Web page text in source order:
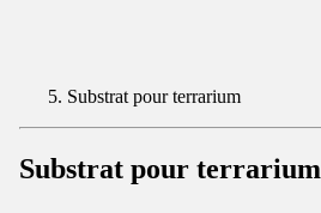
Substrat pour terrarium
Substrat pour terrarium